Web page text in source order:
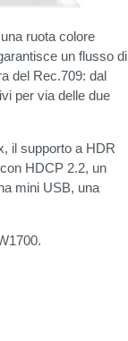
ruota colore
un flusso di
del Rec.709: dal
per via delle due
il supporto a HDR
HDCP 2.2, un
mini USB, una